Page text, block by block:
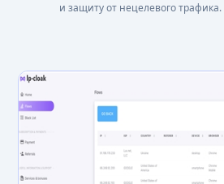
и защиту от нецелевого трафика.